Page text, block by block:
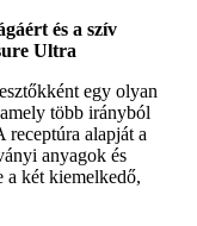
és a szív
Ultra
egy olyan
több irányból
receptúra alapját a
anyagok és
a két kiemelkedő,